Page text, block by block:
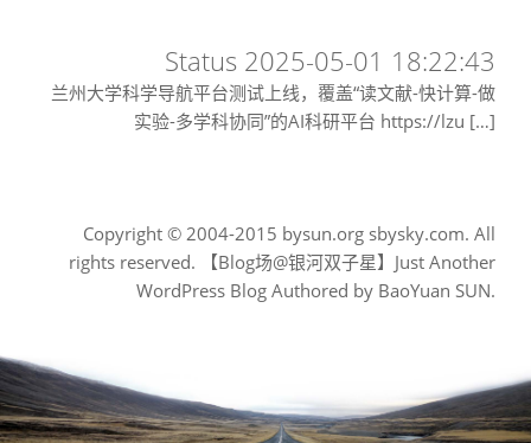
Status 2025-05-01 18:22:43
兰州大学科学导航平台测试上线，覆盖“读文献-快计算-做
实验-多学科协同”的AI科研平台 https://lzu […]
Copyright © 2004-2015 bysun.org sbysky.com. All
rights reserved. 【Blog场@银河双子星】Just Another
WordPress Blog Authored by BaoYuan SUN.